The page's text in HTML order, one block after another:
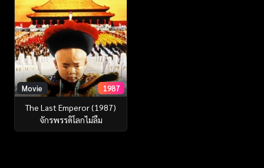
Movie 1987
The Last Emperor (1987)
จักรพรรดิโลกไม่ลืม